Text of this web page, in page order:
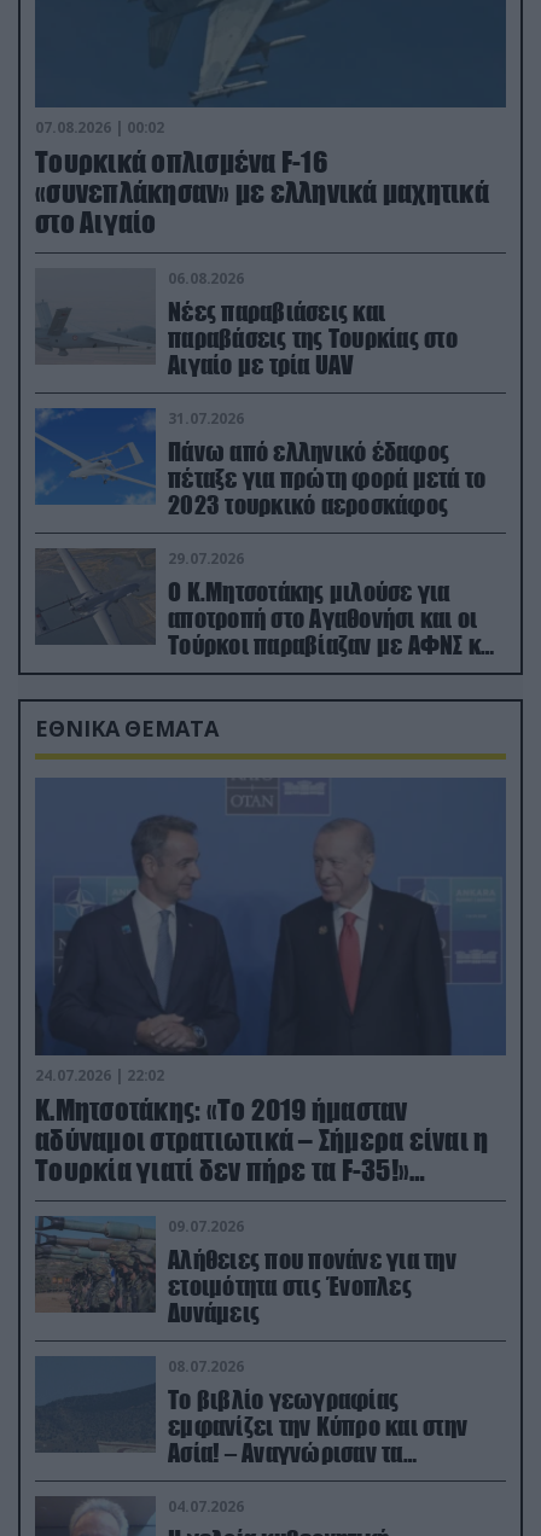
07.08.2026 | 00:02
Τουρκικά οπλισμένα F-16
«συνεπλάκησαν» με ελληνικά μαχητικά
στο Αιγαίο
06.08.2026
Νέες παραβιάσεις και
παραβάσεις της Τουρκίας στο
Αιγαίο με τρία UAV
31.07.2026
Πάνω από ελληνικό έδαφος
πέταξε για πρώτη φορά μετά το
2023 τουρκικό αεροσκάφος
29.07.2026
Ο Κ.Μητσοτάκης μιλούσε για
αποτροπή στο Αγαθονήσι και οι
Τούρκοι παραβίαζαν με ΑΦΝΣ και
drone
ΕΘΝΙΚΑ ΘΕΜΑΤΑ
24.07.2026 | 22:02
Κ.Μητσοτάκης: «Το 2019 ήμασταν
αδύναμοι στρατιωτικά – Σήμερα είναι η
Τουρκία γιατί δεν πήρε τα F-35!»
(βίντεο)
09.07.2026
Αλήθειες που πονάνε για την
ετοιμότητα στις Ένοπλες
Δυνάμεις
08.07.2026
Το βιβλίο γεωγραφίας
εμφανίζει την Κύπρο και στην
Ασία! – Αναγνώρισαν τα
κατεχόμενα; (φωτο)
04.07.2026